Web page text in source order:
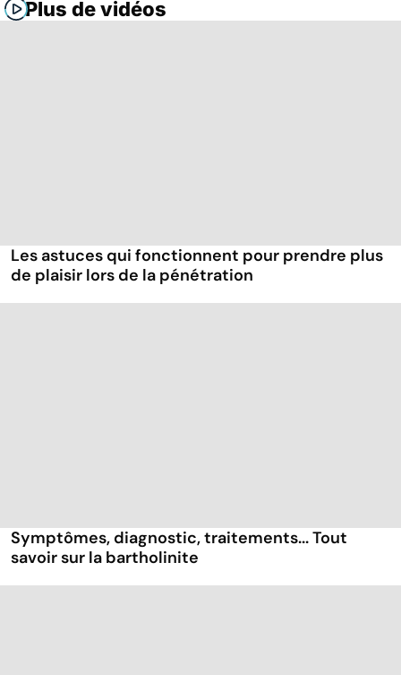
Plus de vidéos
Les astuces qui fonctionnent pour prendre plus
de plaisir lors de la pénétration
Symptômes, diagnostic, traitements... Tout
savoir sur la bartholinite